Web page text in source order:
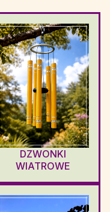
DZWONKI
WIATROWE